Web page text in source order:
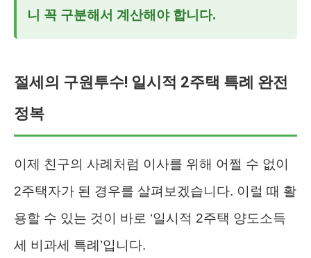
니 꼭 구분해서 계산해야 합니다.
절세의 구원투수! 일시적 2주택 특례 완전
정복
이제 친구의 사례처럼 이사를 위해 어쩔 수 없이
2주택자가 된 경우를 살펴보겠습니다. 이럴 때 활
용할 수 있는 것이 바로 ‘일시적 2주택 양도소득
세 비과세 특례’입니다.